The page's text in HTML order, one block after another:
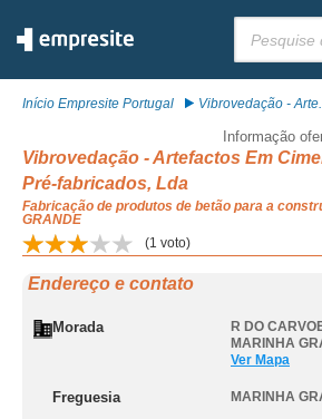
Início Empresite Portugal Vibrovedação -
Informação
Vibrovedação - Artefactos Em
Pré-fabricados, Lda
Fabricação de produtos de betão para a
GRANDE
(1 voto)
Endereço e contato
Morada R DO
MARINHA
Ver Mapa
Freguesia MARINHA